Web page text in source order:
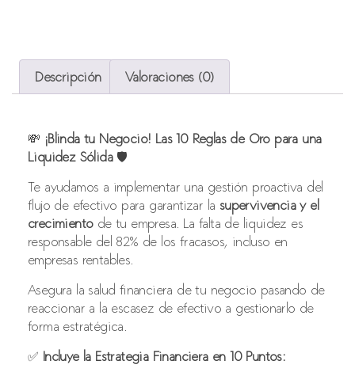
Descripción Valoraciones (0)
💸 ¡Blinda tu Negocio! Las 10 Reglas de Oro para una
Liquidez Sólida🛡️
Te ayudamos a implementar una gestión proactiva del
flujo de efectivo para garantizar la supervivencia y el
crecimientode tu empresa. La falta de liquidez es
responsable del 82% de los fracasos, incluso en
empresas rentables.
Asegura la salud financiera de tu negocio pasando de
reaccionar a la escasez de efectivo a gestionarlo de
forma estratégica.
✅ Incluye la Estrategia Financiera en 10 Puntos: